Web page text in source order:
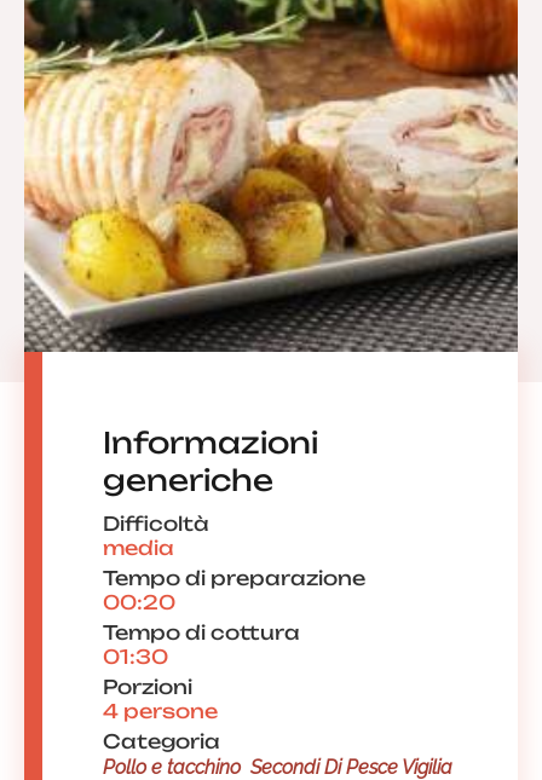
Informazioni
generiche
Difficoltà
media
Tempo di preparazione
00:20
Tempo di cottura
01:30
Porzioni
4 persone
Categoria
Pollo e tacchino Secondi Di Pesce Vigilia